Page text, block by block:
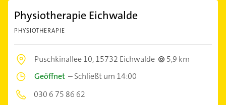
Physiotherapie Eichwalde
PHYSIOTHERAPIE
Puschkinallee 10,15732 Eichwalde
5,9 km
Geöffnet –Schließt um 14:00
030 6 75 86 62